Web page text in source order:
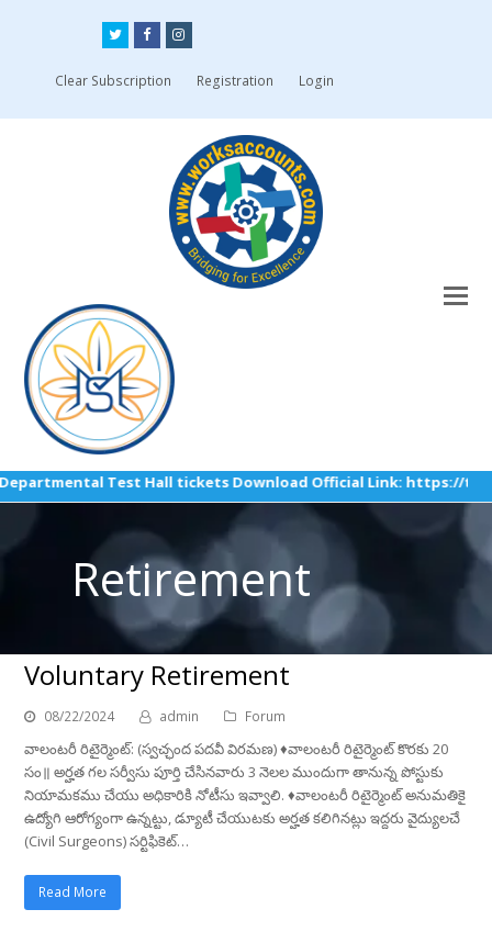
TwitterFacebook
Clear Subscription Registration Login
Test Hall tickets Download Official Link: https://
Retirement
Voluntary Retirement
08/22/2024 admin Forum
వాలంటరీ రిటైర్మెంట్: (స్వచ్ఛంద పదవీ విరమణ) ♦️వాలంటరీ రిటైర్మెంట్ కొరకు 20
సం॥ అర్హత గల సర్వీసు పూర్తి చేసినవారు 3 నెలల ముందుగా తానున్న పోస్టుకు
నియామకము చేయు అధికారికి నోటీసు ఇవ్వాలి. ♦️వాలంటరీ రిటైర్మెంట్ అనుమతికై
ఉద్యోగి ఆరోగ్యంగా ఉన్నట్టు, డ్యూటీ చేయుటకు అర్హత కలిగినట్లు ఇద్దరు వైద్యులచే
(Civil Surgeons) సర్టిఫికెట్…
Read More